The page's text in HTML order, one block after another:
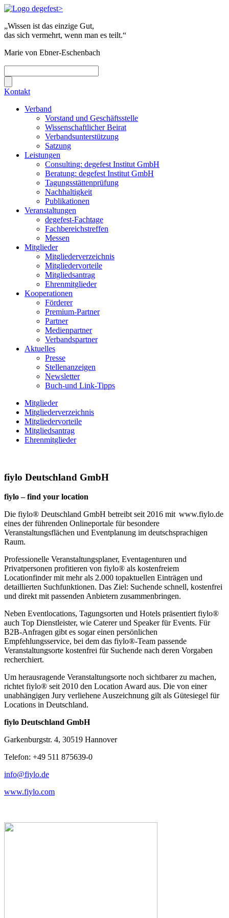
„Wissen ist das einzige Gut,
das sich vermehrt, wenn man es teilt.“
Marie von Ebner-Eschenbach
Kontakt
Verband
Vorstand und Geschäftsstelle
Wissenschaftlicher Beirat
Verbandsunterstützung
Satzung
Leistungen
Consulting: degefest Institut GmbH
Beratung: degefest Institut GmbH
Tagungsstättenprüfung
Nachhaltigkeit
Publikationen
Veranstaltungen
degefest-Fachtage
Fachbereichstreffen
Messen
Mitglieder
Mitgliederverzeichnis
Mitgliedervorteile
Mitgliedsantrag
Ehrenmitglieder
Kooperationen
Förderer
Premium-Partner
Partner
Medienpartner
Verbandspartner
Aktuelles
Presse
Stellenanzeigen
Newsletter
Buch-und Link-Tipps
Mitglieder
Mitgliederverzeichnis
Mitgliedervorteile
Mitgliedsantrag
Ehrenmitglieder
fiylo Deutschland GmbH
fiylo – find your location
Die fiylo® Deutschland GmbH betreibt seit 2016 mit www.fiylo.de
eines der führenden Onlineportale für besondere
Veranstaltungsflächen und Eventplanung im deutschsprachigen
Raum.
Professionelle Veranstaltungsplaner, Eventagenturen und
Privatpersonen profitieren von fiylo® als kostenfreiem
Locationfinder mit mehr als 2.000 topaktuellen Einträgen und
detaillierten Suchfunktionen. Das Ziel: Suchende schnell, kostenfrei
und direkt mit passenden Anbietern zusammenbringen.
Neben Eventlocations, Tagungsorten und Hotels präsentiert fiylo®
auch Top Dienstleister, wie Caterer und Speaker für Events. Für
B2B-Anfragen gibt es sogar einen persönlichen
Empfehlungsservice, bei dem das fiylo®-Team passende
Veranstaltungsorte kostenfrei für Suchende nach deren Vorgaben
recherchiert.
Um herausragende Veranstaltungsorte noch sichtbarer zu machen,
richtet fiylo® seit 2010 den Location Award aus. Die von einer
unabhängigen Jury verliehene Auszeichnung gilt als Gütesiegel für
Locations in Deutschland.
fiylo Deutschland GmbH
Garkenburgstr. 4, 30519 Hannover
Telefon: +49 511 875639-0
info@fiylo.de
www.fiylo.com